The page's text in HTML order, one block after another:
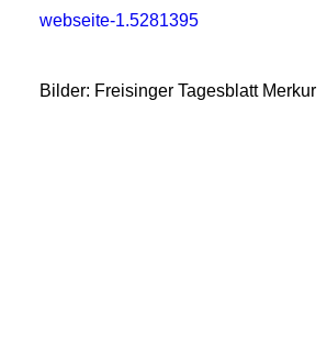
webseite-1.5281395
Bilder: Freisinger Tagesblatt Merkur